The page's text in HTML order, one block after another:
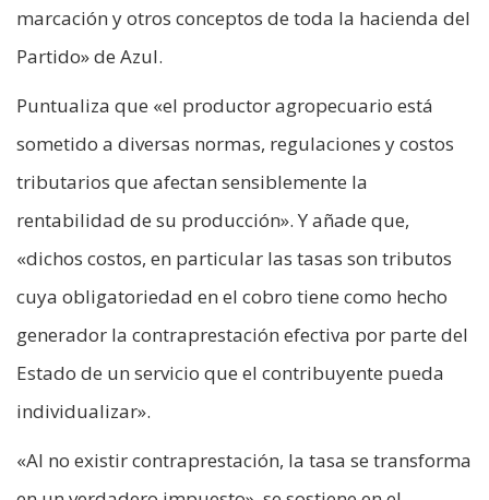
marcación y otros conceptos de toda la hacienda del
Partido» de Azul.
Puntualiza que «el productor agropecuario está
sometido a diversas normas, regulaciones y costos
tributarios que afectan sensiblemente la
rentabilidad de su producción». Y añade que,
«dichos costos, en particular las tasas son tributos
cuya obligatoriedad en el cobro tiene como hecho
generador la contraprestación efectiva por parte del
Estado de un servicio que el contribuyente pueda
individualizar».
«Al no existir contraprestación, la tasa se transforma